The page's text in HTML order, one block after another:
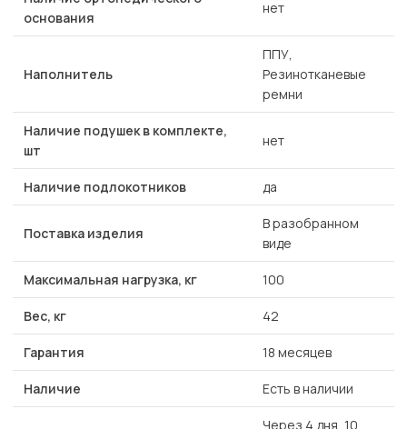
основания
нет
Наполнитель
ППУ,
Резинотканевые
ремни
Наличие подушек в комплекте,
шт
нет
Наличие подлокотников да
Поставка изделия
В разобранном
виде
Максимальная нагрузка, кг 100
Вес, кг 42
Гарантия 18 месяцев
Наличие Есть в наличии
Через 4 дня, 10